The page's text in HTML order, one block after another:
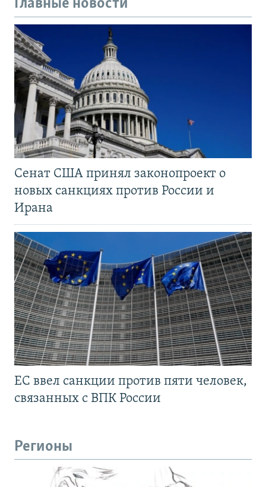
Главные новости
Сенат США принял законопроект о
новых санкциях против России и
Ирана
ЕС ввел санкции против пяти человек,
связанных с ВПК России
Регионы